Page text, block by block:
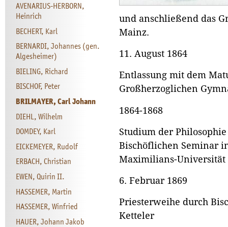
AVENARIUS-HERBORN,
Heinrich
BECHERT, Karl
BERNARDI, Johannes (gen.
Algesheimer)
BIELING, Richard
BISCHOF, Peter
BRILMAYER, Carl Johann
DIEHL, Wilhelm
DOMDEY, Karl
EICKEMEYER, Rudolf
ERBACH, Christian
EWEN, Quirin II.
HASSEMER, Martin
HASSEMER, Winfried
HAUER, Johann Jakob
und anschließend das
Mainz.
11. August 1864
Entlassung mit dem
Großherzoglichen
1864-1868
Studium der
Bischöflichen Seminar
Maximilians-
6. Februar 1869
Priesterweihe durch
Ketteler